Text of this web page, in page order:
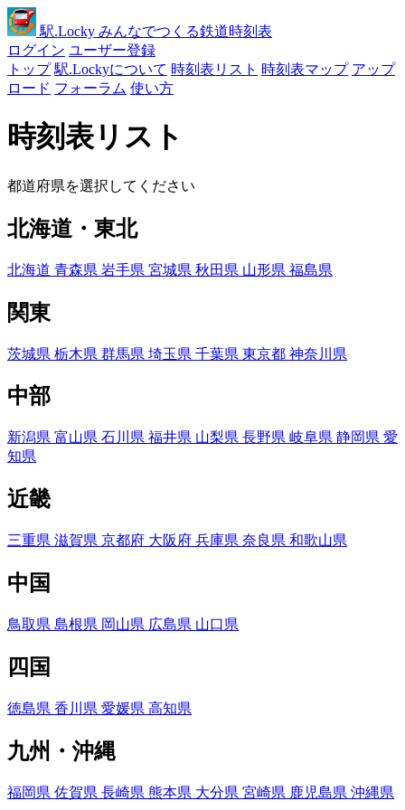
駅.Locky みんなでつくる鉄道時刻表
ログイン ユーザー登録
トップ 駅.Lockyについて 時刻表リスト 時刻表マップ アップ
ロード フォーラム 使い方
時刻表リスト
都道府県を選択してください
北海道・東北
北海道 青森県 岩手県 宮城県 秋田県 山形県 福島県
関東
茨城県 栃木県 群馬県 埼玉県 千葉県 東京都 神奈川県
中部
新潟県 富山県 石川県 福井県 山梨県 長野県 岐阜県 静岡県 愛
知県
近畿
三重県 滋賀県 京都府 大阪府 兵庫県 奈良県 和歌山県
中国
鳥取県 島根県 岡山県 広島県 山口県
四国
徳島県 香川県 愛媛県 高知県
九州・沖縄
福岡県 佐賀県 長崎県 熊本県 大分県 宮崎県 鹿児島県 沖縄県